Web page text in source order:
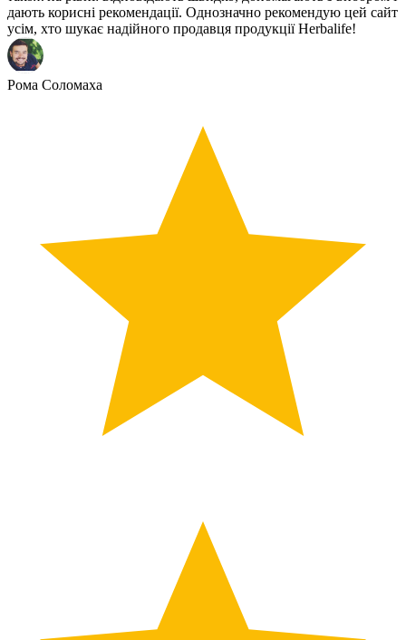
дають корисні рекомендації. Однозначно рекомендую цей сайт
усім, хто шукає надійного продавця продукції Herbalife!
Рома Соломаха